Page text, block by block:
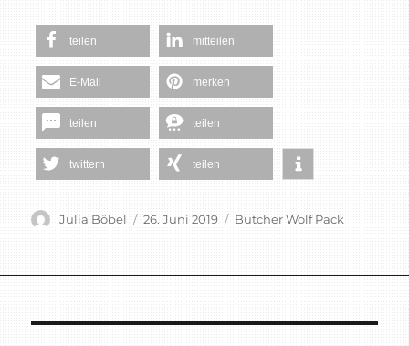
teilen mitteilen
E-Mail merken
teilen teilen
twittern teilen
Autor
Julia Böbel
Veröffentlicht
26. Juni 2019 Schlagwörter
Butcher Wolf Pack